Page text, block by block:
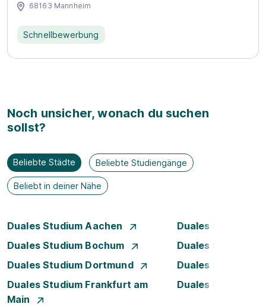
68163 Mannheim
Schnellbewerbung
Noch unsicher, wonach du suchen
sollst?
Beliebte Städte Beliebte Studiengänge
Beliebt in deiner Nähe
Duales Studium Aachen
Duales Studium
Duales Studium Bochum
Duales Studium
Duales Studium Dortmund
Duales Studium
Duales Studium Frankfurt am
Main
Duales Studium